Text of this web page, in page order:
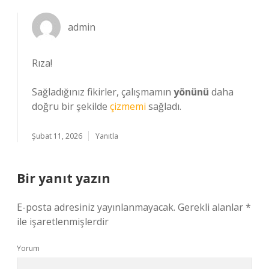
admin
Rıza!
Sağladığınız fikirler, çalışmamın yönünü daha
doğru bir şekilde çizmemi sağladı.
Şubat 11, 2026 Yanıtla
Bir yanıt yazın
E-posta adresiniz yayınlanmayacak. Gerekli alanlar*
ile işaretlenmişlerdir
Yorum